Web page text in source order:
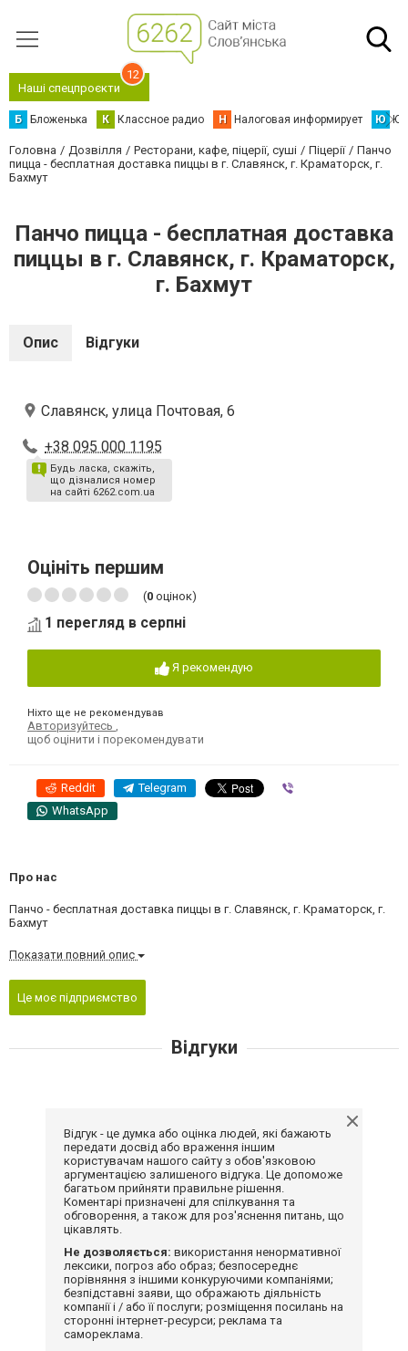
Наші спецпроєкти
12
Б Бложенька К Классное радио Н Налоговая информирует Ю
Головна Дозвілля Ресторани, кафе, піцерії, суші Піцерії
Панчо
пицца - бесплатная доставка пиццы в г. Славянск, г. Краматорск, г.
Бахмут
Панчо пицца - бесплатная доставка
пиццы в г. Славянск, г. Краматорск,
г. Бахмут
Опис Відгуки
Славянск, улица Почтовая, 6
+38 095 000 1195
Будь ласка, скажіть,
що дізналися номер
на сайті 6262.com.ua
Оцініть першим
(0 оцінок)
1 перегляд в серпні
Я рекомендую
Ніхто ще не рекомендував
Авторизуйтесь
щоб оцінити і порекомендувати
Reddit Telegram
WhatsApp
Про нас
Панчо - бесплатная доставка пиццы в г. Славянск, г. Краматорск, г.
Бахмут
Показати повний опис
Це моє підприємство
Відгуки
Відгук - це думка або оцінка людей, які бажають
передати досвід або враження іншим
користувачам нашого сайту з обов'язковою
аргументацією залишеного відгука. Це допоможе
багатьом прийняти правильне рішення.
Коментарі призначені для спілкування та
обговорення, а також для роз'яснення питань, що
цікавлять.
Не дозволяється: використання ненормативної
лексики, погроз або образ; безпосереднє
порівняння з іншими конкуруючими компаніями;
безпідставні заяви, що ображають діяльність
компанії і / або її послуги; розміщення посилань на
сторонні інтернет-ресурси; реклама та
самореклама.